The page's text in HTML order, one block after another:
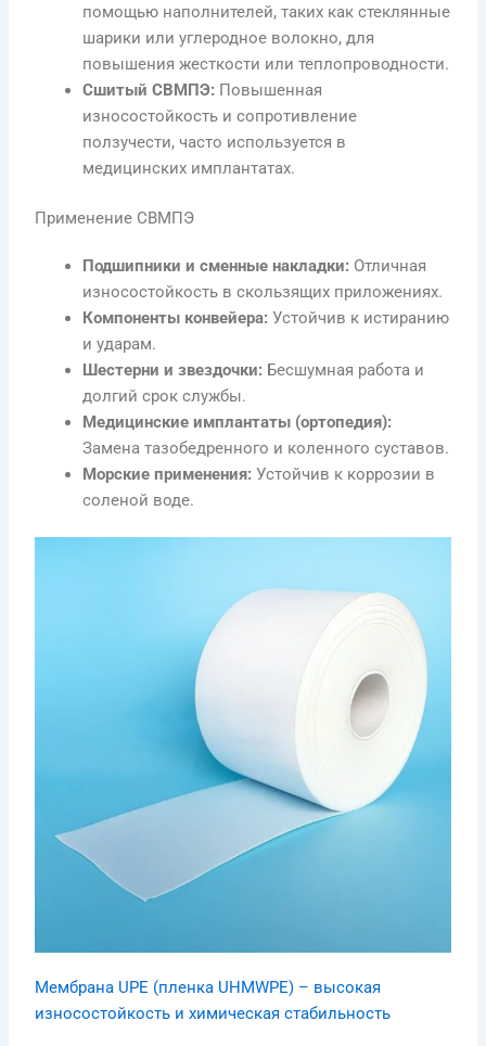
помощью наполнителей, таких как стеклянные
шарики или углеродное волокно, для
повышения жесткости или теплопроводности.
Сшитый СВМПЭ: Повышенная
износостойкость и сопротивление
ползучести, часто используется в
медицинских имплантатах.
Применение СВМПЭ
Подшипники и сменные накладки: Отличная
износостойкость в скользящих приложениях.
Компоненты конвейера: Устойчив к истиранию
и ударам.
Шестерни и звездочки: Бесшумная работа и
долгий срок службы.
Медицинские имплантаты (ортопедия):
Замена тазобедренного и коленного суставов.
Морские применения: Устойчив к коррозии в
соленой воде.
Мембрана UPE (пленка UHMWPE) – высокая
износостойкость и химическая стабильность